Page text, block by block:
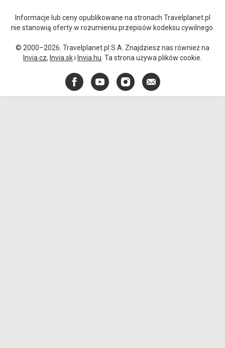
Informacje lub ceny opublikowane na stronach Travelplanet.pl
nie stanowią oferty w rozumieniu przepisów kodeksu cywilnego.
© 2000–2026. Travelplanet.pl S.A. Znajdziesz nas również na
Invia.cz, Invia.ski Invia.hu . Ta strona używa plików cookie.
FacebookYouTubeInstagram
E-
mail